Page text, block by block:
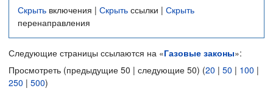
Скрыть включения | Скрыть ссылки | Скрыть
перенаправления
Следующие страницы ссылаются на «Газовые законы»:
Просмотреть (предыдущие 50 | следующие 50) (20 | 50 | 100 |
250 | 500)